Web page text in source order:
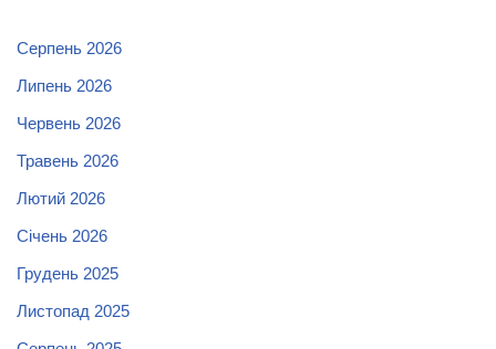
Серпень 2026
Липень 2026
Червень 2026
Травень 2026
Лютий 2026
Січень 2026
Грудень 2025
Листопад 2025